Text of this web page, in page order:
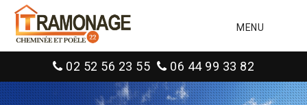
MENU
02 52 56 23 55 06 44 99 33 82